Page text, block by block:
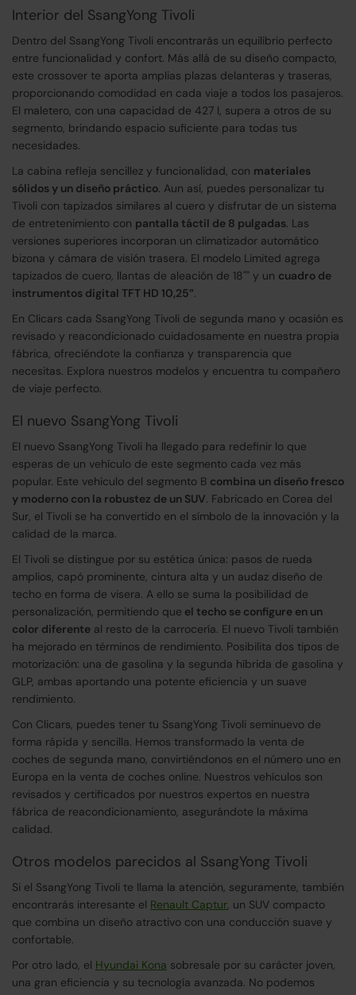
Interior del SsangYong Tivoli
Dentro del SsangYong Tivoli encontrarás un equilibrio perfecto
entre funcionalidad y confort. Más allá de su diseño compacto,
este crossover te aporta amplias plazas delanteras y traseras,
proporcionando comodidad en cada viaje a todos los pasajeros.
El maletero, con una capacidad de 427 l, supera a otros de su
segmento, brindando espacio suficiente para todas tus
necesidades.
La cabina refleja sencillez y funcionalidad, con materiales
sólidos y un diseño práctico. Aun así, puedes personalizar tu
Tivoli con tapizados similares al cuero y disfrutar de un sistema
de entretenimiento con pantalla táctil de 8 pulgadas. Las
versiones superiores incorporan un climatizador automático
bizona y cámara de visión trasera. El modelo Limited agrega
tapizados de cuero, llantas de aleación de 18"" y un cuadro de
instrumentos digital TFT HD 10,25”.
En Clicars cada SsangYong Tivoli de segunda mano y ocasión es
revisado y reacondicionado cuidadosamente en nuestra propia
fábrica, ofreciéndote la confianza y transparencia que
necesitas. Explora nuestros modelos y encuentra tu compañero
de viaje perfecto.
El nuevo SsangYong Tivoli
El nuevo SsangYong Tivoli ha llegado para redefinir lo que
esperas de un vehículo de este segmento cada vez más
popular. Este vehículo del segmento B combina un diseño fresco
y moderno con la robustez de un SUV. Fabricado en Corea del
Sur, el Tivoli se ha convertido en el símbolo de la innovación y la
calidad de la marca.
El Tivoli se distingue por su estética única: pasos de rueda
amplios, capó prominente, cintura alta y un audaz diseño de
techo en forma de visera. A ello se suma la posibilidad de
personalización, permitiendo que el techo se configure en un
color diferente al resto de la carrocería. El nuevo Tivoli también
ha mejorado en términos de rendimiento. Posibilita dos tipos de
motorización: una de gasolina y la segunda híbrida de gasolina y
GLP, ambas aportando una potente eficiencia y un suave
rendimiento.
Con Clicars, puedes tener tu SsangYong Tivoli seminuevo de
forma rápida y sencilla. Hemos transformado la venta de
coches de segunda mano, convirtiéndonos en el número uno en
Europa en la venta de coches online. Nuestros vehículos son
revisados y certificados por nuestros expertos en nuestra
fábrica de reacondicionamiento, asegurándote la máxima
calidad.
Otros modelos parecidos al SsangYong Tivoli
Si el SsangYong Tivoli te llama la atención, seguramente, también
encontrarás interesante el Renault Captur, un SUV compacto
que combina un diseño atractivo con una conducción suave y
confortable.
Por otro lado, el Hyundai Kona sobresale por su carácter joven,
una gran eficiencia y su tecnología avanzada. No podemos